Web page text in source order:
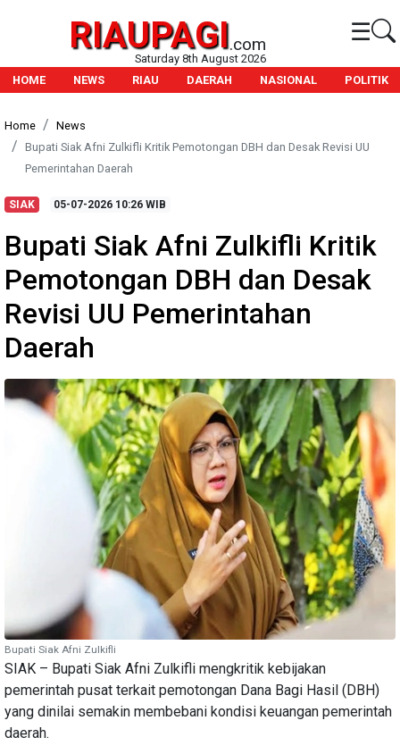
RIAUPAGI.com ☰
Saturday 8th August 2026
HOME
NEWS RIAU DAERAH NASIONAL POLITIK
Home
News
Bupati Siak Afni Zulkifli Kritik Pemotongan DBH dan Desak Revisi UU
Pemerintahan Daerah
SIAK 05-07-2026 10:26 WIB
Bupati Siak Afni Zulkifli Kritik
Pemotongan DBH dan Desak
Revisi UU Pemerintahan
Daerah
Bupati Siak Afni Zulkifli
SIAK – Bupati Siak Afni Zulkifli mengkritik kebijakan
pemerintah pusat terkait pemotongan Dana Bagi Hasil (DBH)
yang dinilai semakin membebani kondisi keuangan pemerintah
daerah.